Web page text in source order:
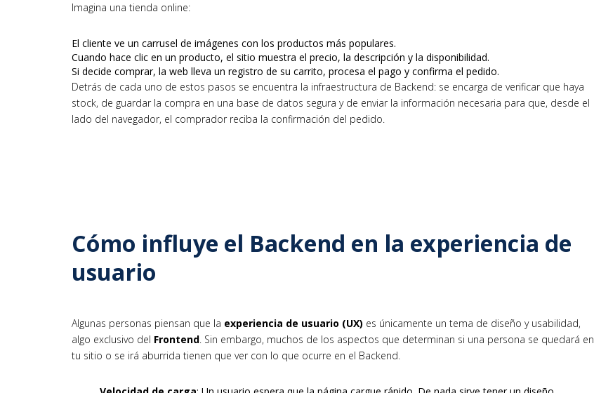
Imagina una tienda online:
El cliente ve un carrusel de imágenes con los productos más populares.
Cuando hace clic en un producto, el sitio muestra el precio, la descripción y la disponibilidad.
Si decide comprar, la web lleva un registro de su carrito, procesa el pago y confirma el pedido.
Detrás de cada uno de estos pasos se encuentra la infraestructura de Backend: se encarga de verificar que haya
stock, de guardar la compra en una base de datos segura y de enviar la información necesaria para que, desde el
lado del navegador, el comprador reciba la confirmación del pedido.
Cómo influye el Backend en la experiencia de
usuario
Algunas personas piensan que la experiencia de usuario (UX) es únicamente un tema de diseño y usabilidad,
algo exclusivo del Frontend . Sin embargo, muchos de los aspectos que determinan si una persona se quedará en
tu sitio o se irá aburrida tienen que ver con lo que ocurre en el Backend.